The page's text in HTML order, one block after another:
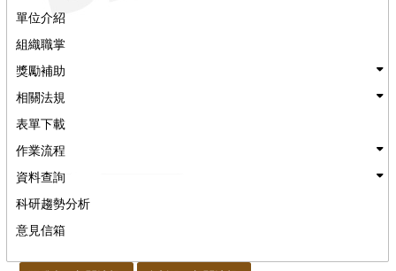
單位介紹
組織職掌
獎勵補助
相關法規
表單下載
作業流程
資料查詢
科研趨勢分析
意見信箱